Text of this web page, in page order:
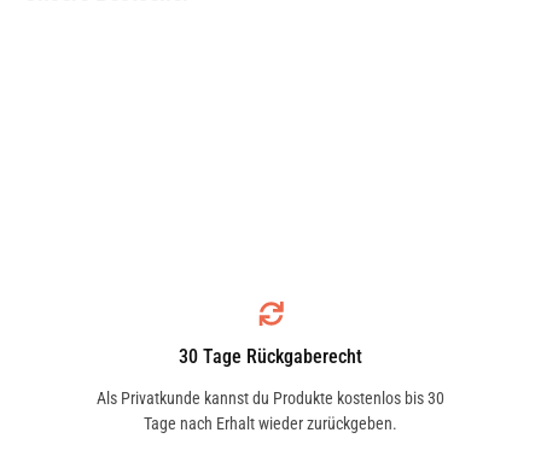
30 Tage Rückgaberecht
Als Privatkunde kannst du Produkte kostenlos bis 30
Tage nach Erhalt wieder zurückgeben.